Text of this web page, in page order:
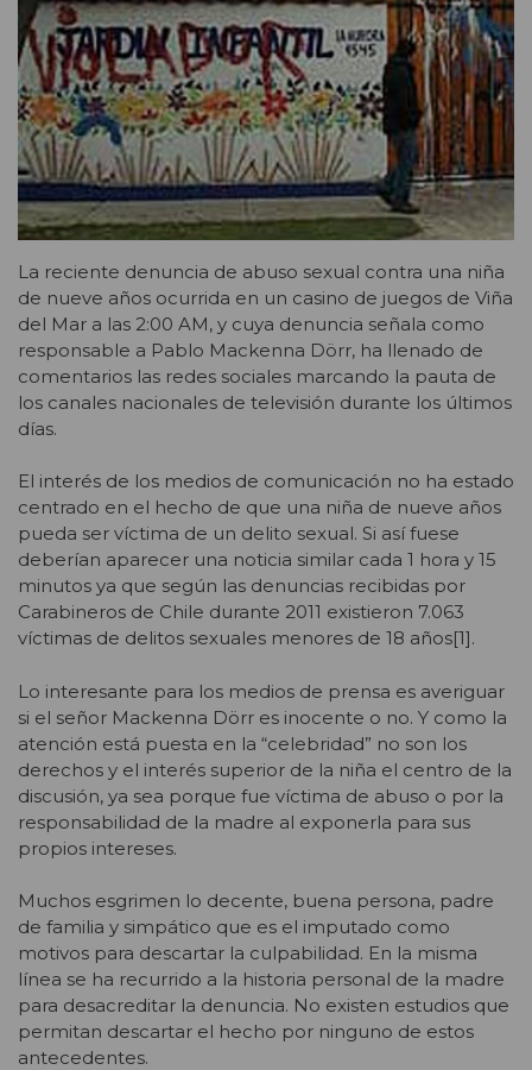
La reciente denuncia de abuso sexual contra una niña
de nueve años ocurrida en un casino de juegos de Viña
del Mar a las 2:00 AM, y cuya denuncia señala como
responsable a Pablo Mackenna Dörr, ha llenado de
comentarios las redes sociales marcando la pauta de
los canales nacionales de televisión durante los últimos
días.
El interés de los medios de comunicación no ha estado
centrado en el hecho de que una niña de nueve años
pueda ser víctima de un delito sexual. Si así fuese
deberían aparecer una noticia similar cada 1 hora y 15
minutos ya que según las denuncias recibidas por
Carabineros de Chile durante 2011 existieron 7.063
víctimas de delitos sexuales menores de 18 años[1].
Lo interesante para los medios de prensa es averiguar
si el señor Mackenna Dörr es inocente o no. Y como la
atención está puesta en la “celebridad” no son los
derechos y el interés superior de la niña el centro de la
discusión, ya sea porque fue víctima de abuso o por la
responsabilidad de la madre al exponerla para sus
propios intereses.
Muchos esgrimen lo decente, buena persona, padre
de familia y simpático que es el imputado como
motivos para descartar la culpabilidad. En la misma
línea se ha recurrido a la historia personal de la madre
para desacreditar la denuncia. No existen estudios que
permitan descartar el hecho por ninguno de estos
antecedentes.